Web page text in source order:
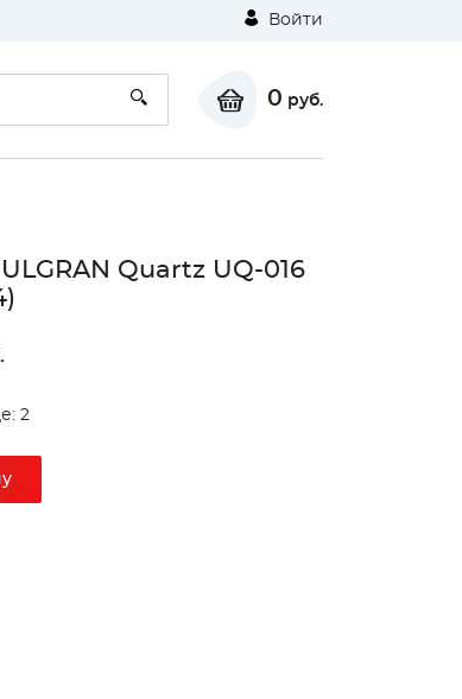
Войти
0 руб.
Quartz UQ-016
2